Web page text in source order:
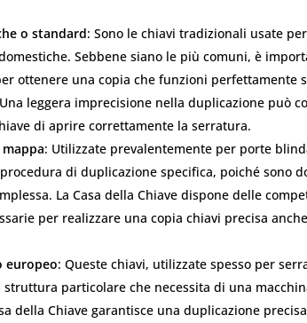
o standard: Sono le chiavi tradizionali usate
Sebbene siano le più comuni, è
ottenere una copia che funzioni perfettamente
leggera imprecisione nella duplicazione può
di aprire correttamente la serratura.
: Utilizzate prevalentemente per porte
di duplicazione specifica, poiché sono
La Casa della Chiave dispone delle
per realizzare una copia chiavi precisa
europeo: Queste chiavi, utilizzate spesso per
struttura particolare che necessita di una
della Chiave garantisce una duplicazione